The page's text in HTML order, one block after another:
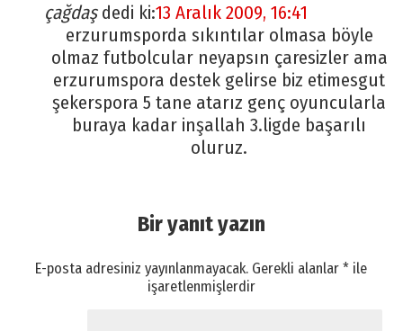
çağdaş dedi ki:13 Aralık 2009, 16:41
erzurumsporda sıkıntılar olmasa böyle
olmaz futbolcular neyapsın çaresizler ama
erzurumspora destek gelirse biz etimesgut
şekerspora 5 tane atarız genç oyuncularla
buraya kadar inşallah 3.ligde başarılı
oluruz.
Bir yanıt yazın
E-posta adresiniz yayınlanmayacak. Gerekli alanlar* ile
işaretlenmişlerdir